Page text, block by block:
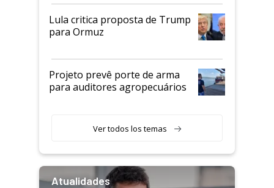
Lula critica proposta de Trump
para Ormuz
Projeto prevê porte de arma
para auditores agropecuários
Ver todos los temas
Atualidades